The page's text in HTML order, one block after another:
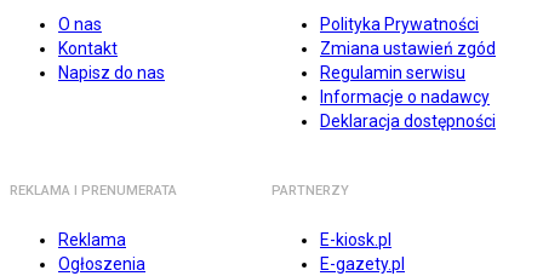
O nas
Kontakt
Napisz do nas
Polityka Prywatności
Zmiana ustawień zgód
Regulamin serwisu
Informacje o nadawcy
Deklaracja dostępności
REKLAMA I PRENUMERATA
Reklama
Ogłoszenia
PARTNERZY
E-kiosk.pl
E-gazety.pl